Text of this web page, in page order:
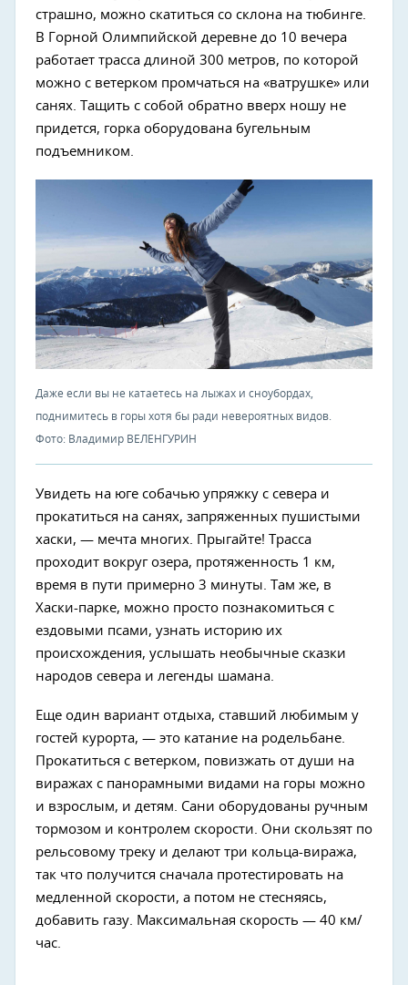
страшно, можно скатиться со склона на тюбинге.
В Горной Олимпийской деревне до 10 вечера
работает трасса длиной 300 метров, по которой
можно с ветерком промчаться на «ватрушке» или
санях. Тащить с собой обратно вверх ношу не
придется, горка оборудована бугельным
подъемником.
Даже если вы не катаетесь на лыжах и сноубордах,
поднимитесь в горы хотя бы ради невероятных видов.
Фото: Владимир ВЕЛЕНГУРИН
Увидеть на юге собачью упряжку с севера и
прокатиться на санях, запряженных пушистыми
хаски, — мечта многих. Прыгайте! Трасса
проходит вокруг озера, протяженность 1 км,
время в пути примерно 3 минуты. Там же, в
Хаски-парке, можно просто познакомиться с
ездовыми псами, узнать историю их
происхождения, услышать необычные сказки
народов севера и легенды шамана.
Еще один вариант отдыха, ставший любимым у
гостей курорта, — это катание на родельбане.
Прокатиться с ветерком, повизжать от души на
виражах с панорамными видами на горы можно
и взрослым, и детям. Сани оборудованы ручным
тормозом и контролем скорости. Они скользят по
рельсовому треку и делают три кольца-виража,
так что получится сначала протестировать на
медленной скорости, а потом не стесняясь,
добавить газу. Максимальная скорость — 40 км/
час.